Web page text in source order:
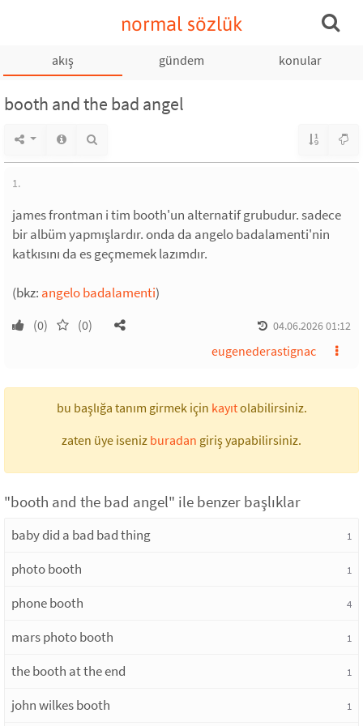
normal sözlük
akış gündem konular
booth and the bad angel
1.
james frontman i tim booth'un alternatif grubudur. sadece
bir albüm yapmışlardır. onda da angelo badalamenti'nin
katkısını da es geçmemek lazımdır.
(bkz: angelo badalamenti)
(0) (0) 04.06.2026 01:12
eugenederastignac
bu başlığa tanım girmek için kayıtolabilirsiniz.
zaten üye iseniz buradan giriş yapabilirsiniz.
"booth and the bad angel" ile benzer başlıklar
baby did a bad bad thing 1
photo booth 1
phone booth 4
mars photo booth 1
the booth at the end 1
john wilkes booth 1